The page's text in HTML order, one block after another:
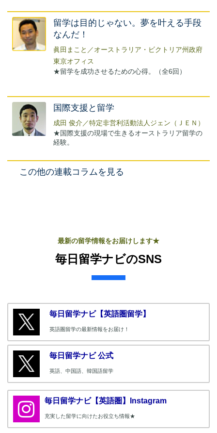
留学は目的じゃない。夢を叶える手段
なんだ！
眞田まこと／オーストラリア・ビクトリア州政府
東京オフィス
★留学を成功させるための心得。（全6回）
国際支援と留学
成田 俊介／特定非営利活動法人ジェン（ＪＥＮ）
★国際支援の現場で生きるオーストラリア留学の
経験。
この他の連載コラムを見る
最新の留学情報をお届けします★
毎日留学ナビのSNS
毎日留学ナビ【英語圏留学】
英語圏留学の最新情報をお届け！
毎日留学ナビ 公式
英語、中国語、韓国語留学
毎日留学ナビ【英語圏】Instagram
充実した留学に向けたお役立ち情報★